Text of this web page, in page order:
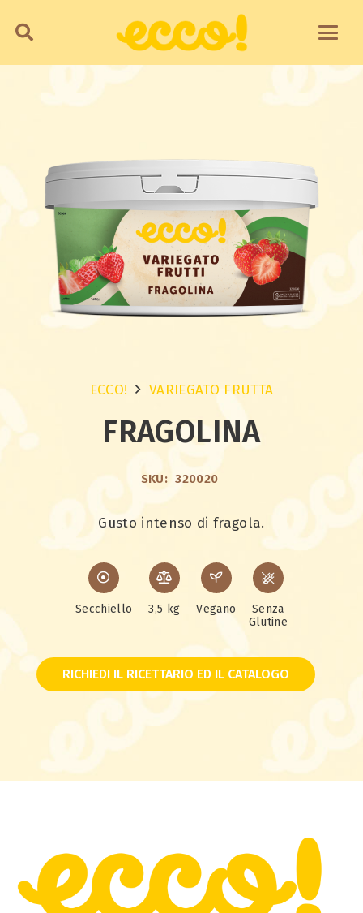
ECCO! VARIEGATO FRUTTA
FRAGOLINA
SKU: 320020
Gusto intenso di fragola.
Secchiello 3,5 kg Vegano
Senza
Glutine
RICHIEDI IL RICETTARIO ED IL CATALOGO